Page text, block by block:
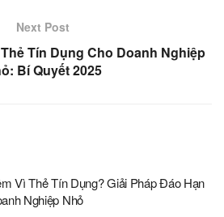
Next Post
Tín Dụng Cho Doanh Nghiệp
Bí Quyết 2025
Vì Thẻ Tín Dụng? Giải Pháp Đáo Hạn
Nghiệp Nhỏ